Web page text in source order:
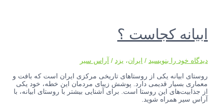
ابیانه کجاست ؟
دیدگاه‌ خود را بنویسید / ایران، یزد / آراس سیر
روستای ابیانه یکی از روستاهای تاریخی مرکزی ایران است که بافت و
معماری بسیار قدیمی دارد. پوشش زیبای مردمان این خطه، خود یکی
از جذابیت‌های این روستا است. برای آشنایی بیشتر با روستای ابیانه، با
آراس سیر همراه شوید.